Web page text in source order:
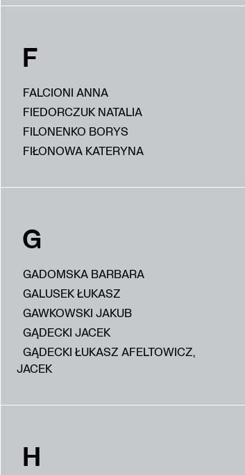
F
FALCIONI ANNA
FIEDORCZUK NATALIA
FILONENKO BORYS
FIŁONOWA KATERYNA
G
GADOMSKA BARBARA
GALUSEK ŁUKASZ
GAWKOWSKI JAKUB
GĄDECKI JACEK
GĄDECKI ŁUKASZ AFELTOWICZ,
JACEK
H